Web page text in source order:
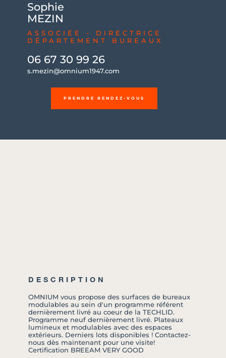
Sophie
MEZIN
ASSOCIÉE - DIRECTRICE
DÉPARTEMENT BUREAUX
06 67 30 99 26
s.mezin@omnium1947.com
PRENDRE RENDEZ-VOUS
DESCRIPTION
OMNIUM vous propose des surfaces de bureaux
modulables au sein d'un programme référent
dernièrement livré au coeur de la TECHLID.
Programme neuf dernièrement livré. Plateaux
lumineux et modulables avec des espaces
extérieurs. Derniers lots disponibles ! Contactez-
nous dès maintenant pour une visite!
Certification BREEAM VERY GOOD